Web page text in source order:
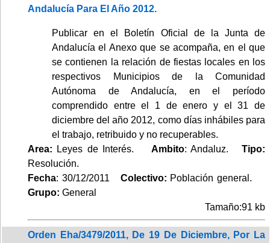
Andalucía Para El Año 2012.
Publicar en el Boletín Oficial de la Junta de
Andalucía el Anexo que se acompaña, en el que
se contienen la relación de fiestas locales en los
respectivos Municipios de la Comunidad
Autónoma de Andalucía, en el período
comprendido entre el 1 de enero y el 31 de
diciembre del año 2012, como días inhábiles para
el trabajo, retribuido y no recuperables.
Area: Leyes de Interés. Ambito: Andaluz.Tipo:
Resolución.
Fecha: 30/12/2011 Colectivo: Población general.
Grupo: General
Tamaño:91 kb
Orden Eha/3479/2011, De 19 De Diciembre, Por La